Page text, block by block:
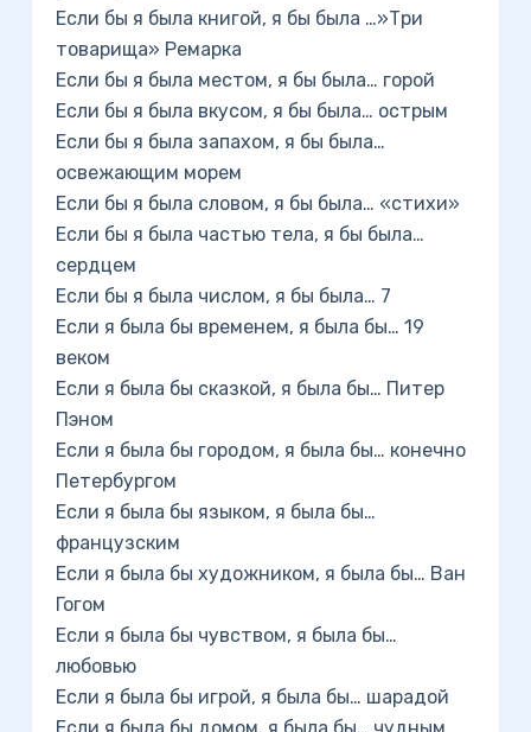
Если бы я была книгой, я бы была …»Три
товарища» Ремарка
Если бы я была местом, я бы была… горой
Если бы я была вкусом, я бы была… острым
Если бы я была запахом, я бы была…
освежающим морем
Если бы я была словом, я бы была… «стихи»
Если бы я была частью тела, я бы была…
сердцем
Если бы я была числом, я бы была… 7
Если я была бы временем, я была бы… 19
веком
Если я была бы сказкой, я была бы… Питер
Пэном
Если я была бы городом, я была бы… конечно
Петербургом
Если я была бы языком, я была бы…
французским
Если я была бы художником, я была бы… Ван
Гогом
Если я была бы чувством, я была бы…
любовью
Если я была бы игрой, я была бы… шарадой